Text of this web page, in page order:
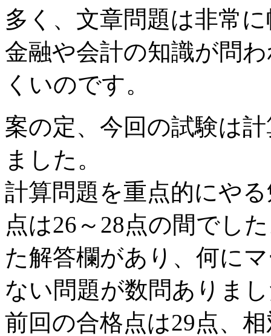
多く、文章問題は非常
金融や会計の知識が問
くいのです。
案の定、今回の試験は
ました。
計算問題を重点的にや
点は26～28点の間でし
た解答欄があり、何に
ない問題が数問ありま
前回の合格点は29点、